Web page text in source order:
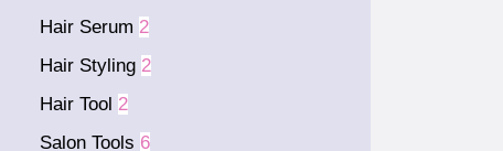
Hair Serum 2
Hair Styling 2
Hair Tool 2
Salon Tools 6